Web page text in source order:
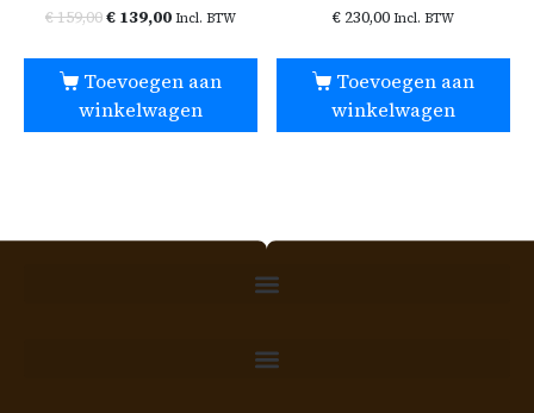
€159,00€139,00 Incl. BTW
Toevoegen aan
winkelwagen
€ 230,00 Incl. BTW
Toevoegen aan
winkelwagen